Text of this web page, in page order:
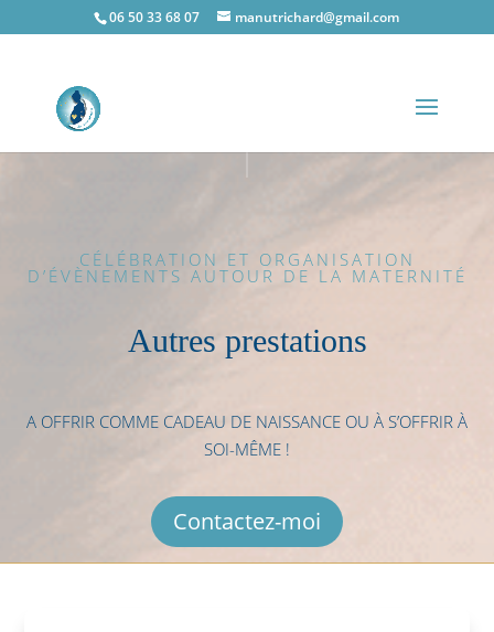
06 50 33 68 07 manutrichard@gmail.com
CÉLÉBRATION ET ORGANISATION
D’ÉVÈNEMENTS AUTOUR DE LA MATERNITÉ
Autres prestations
A OFFRIR COMME CADEAU DE NAISSANCE OU À S’OFFRIR À
SOI-MÊME !
Contactez-moi